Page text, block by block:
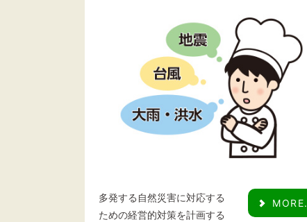
多発する自然災害に対応する
ための経営的対策を計画する
MORE.